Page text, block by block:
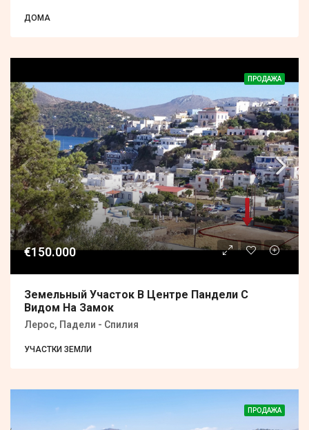
ДОМА
ПРОДАЖА
€150.000
Земельный Участок В Центре Пандели С
Видом На Замок
Лерос, Падели - Спилия
УЧАСТКИ ЗЕМЛИ
ПРОДАЖА